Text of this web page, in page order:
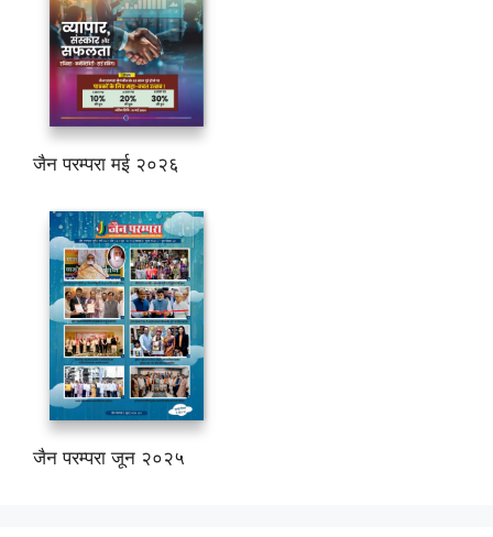
जैन परम्परा मई २०२६
जैन परम्परा जून २०२५